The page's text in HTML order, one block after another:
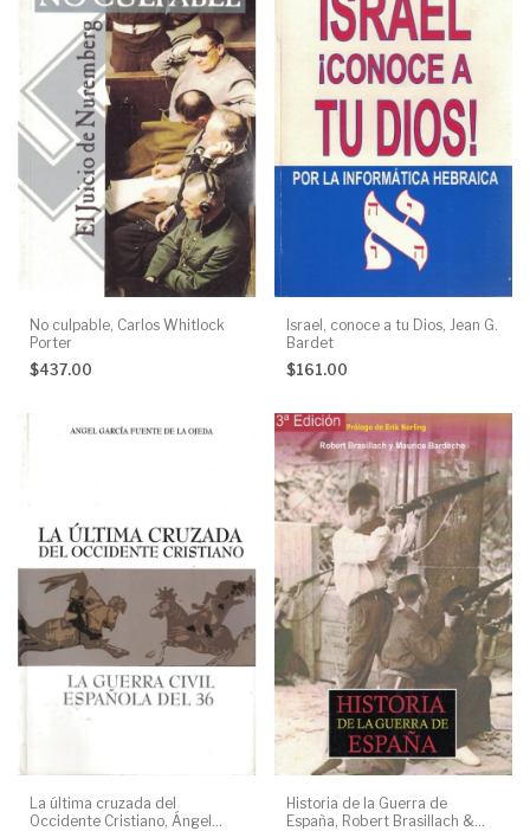
No culpable, Carlos Whitlock
Porter
$437.00
Israel, conoce a tu Dios, Jean G.
Bardet
$161.00
La última cruzada del
Occidente Cristiano, Ángel
Historia de la Guerra de
España, Robert Brasillach &